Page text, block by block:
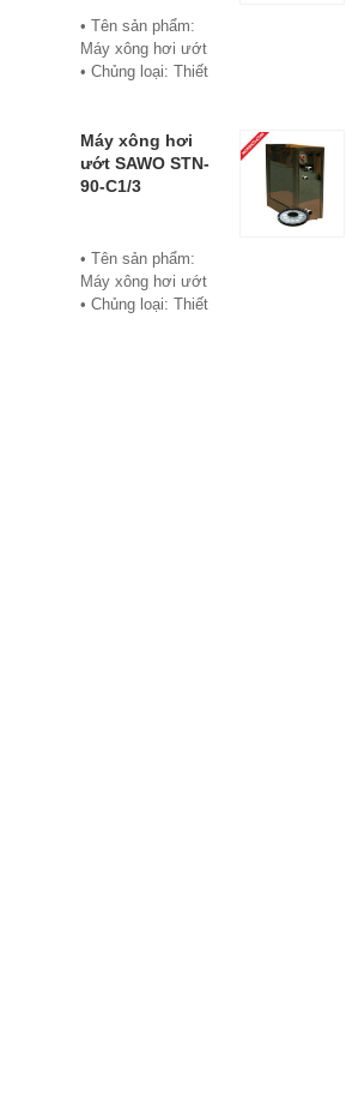
• Bảo hành: 12
tháng
• Đơn vị phân phối:
• Tên sản phẩm:
Máy xông hơi ướt
• Chủng loại: Thiết
Sawo
• Xuất xứ:
Philippine
• Có bảng điều
khiển điện tử hiển
thị số, cho phép cài
Máy xông hơi
ướt SAWO STN-
90-C1/3
• Tên sản phẩm:
Máy xông hơi ướt
• Chủng loại: Thiết